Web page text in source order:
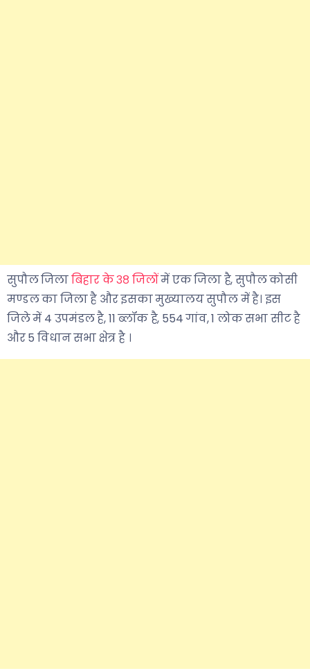
सुपौल जिलाबिहार के ३८ जिलोंमें एक जिला है, सुपौल कोसी
मण्डल का जिला है और इसका मुख्यालय सुपौल में है। इस
जिले में 4 उपमंडल है, 11 ब्लॉक है, 554 गांव, 1 लोक सभा सीट है
और 5 विधान सभा क्षेत्र है ।